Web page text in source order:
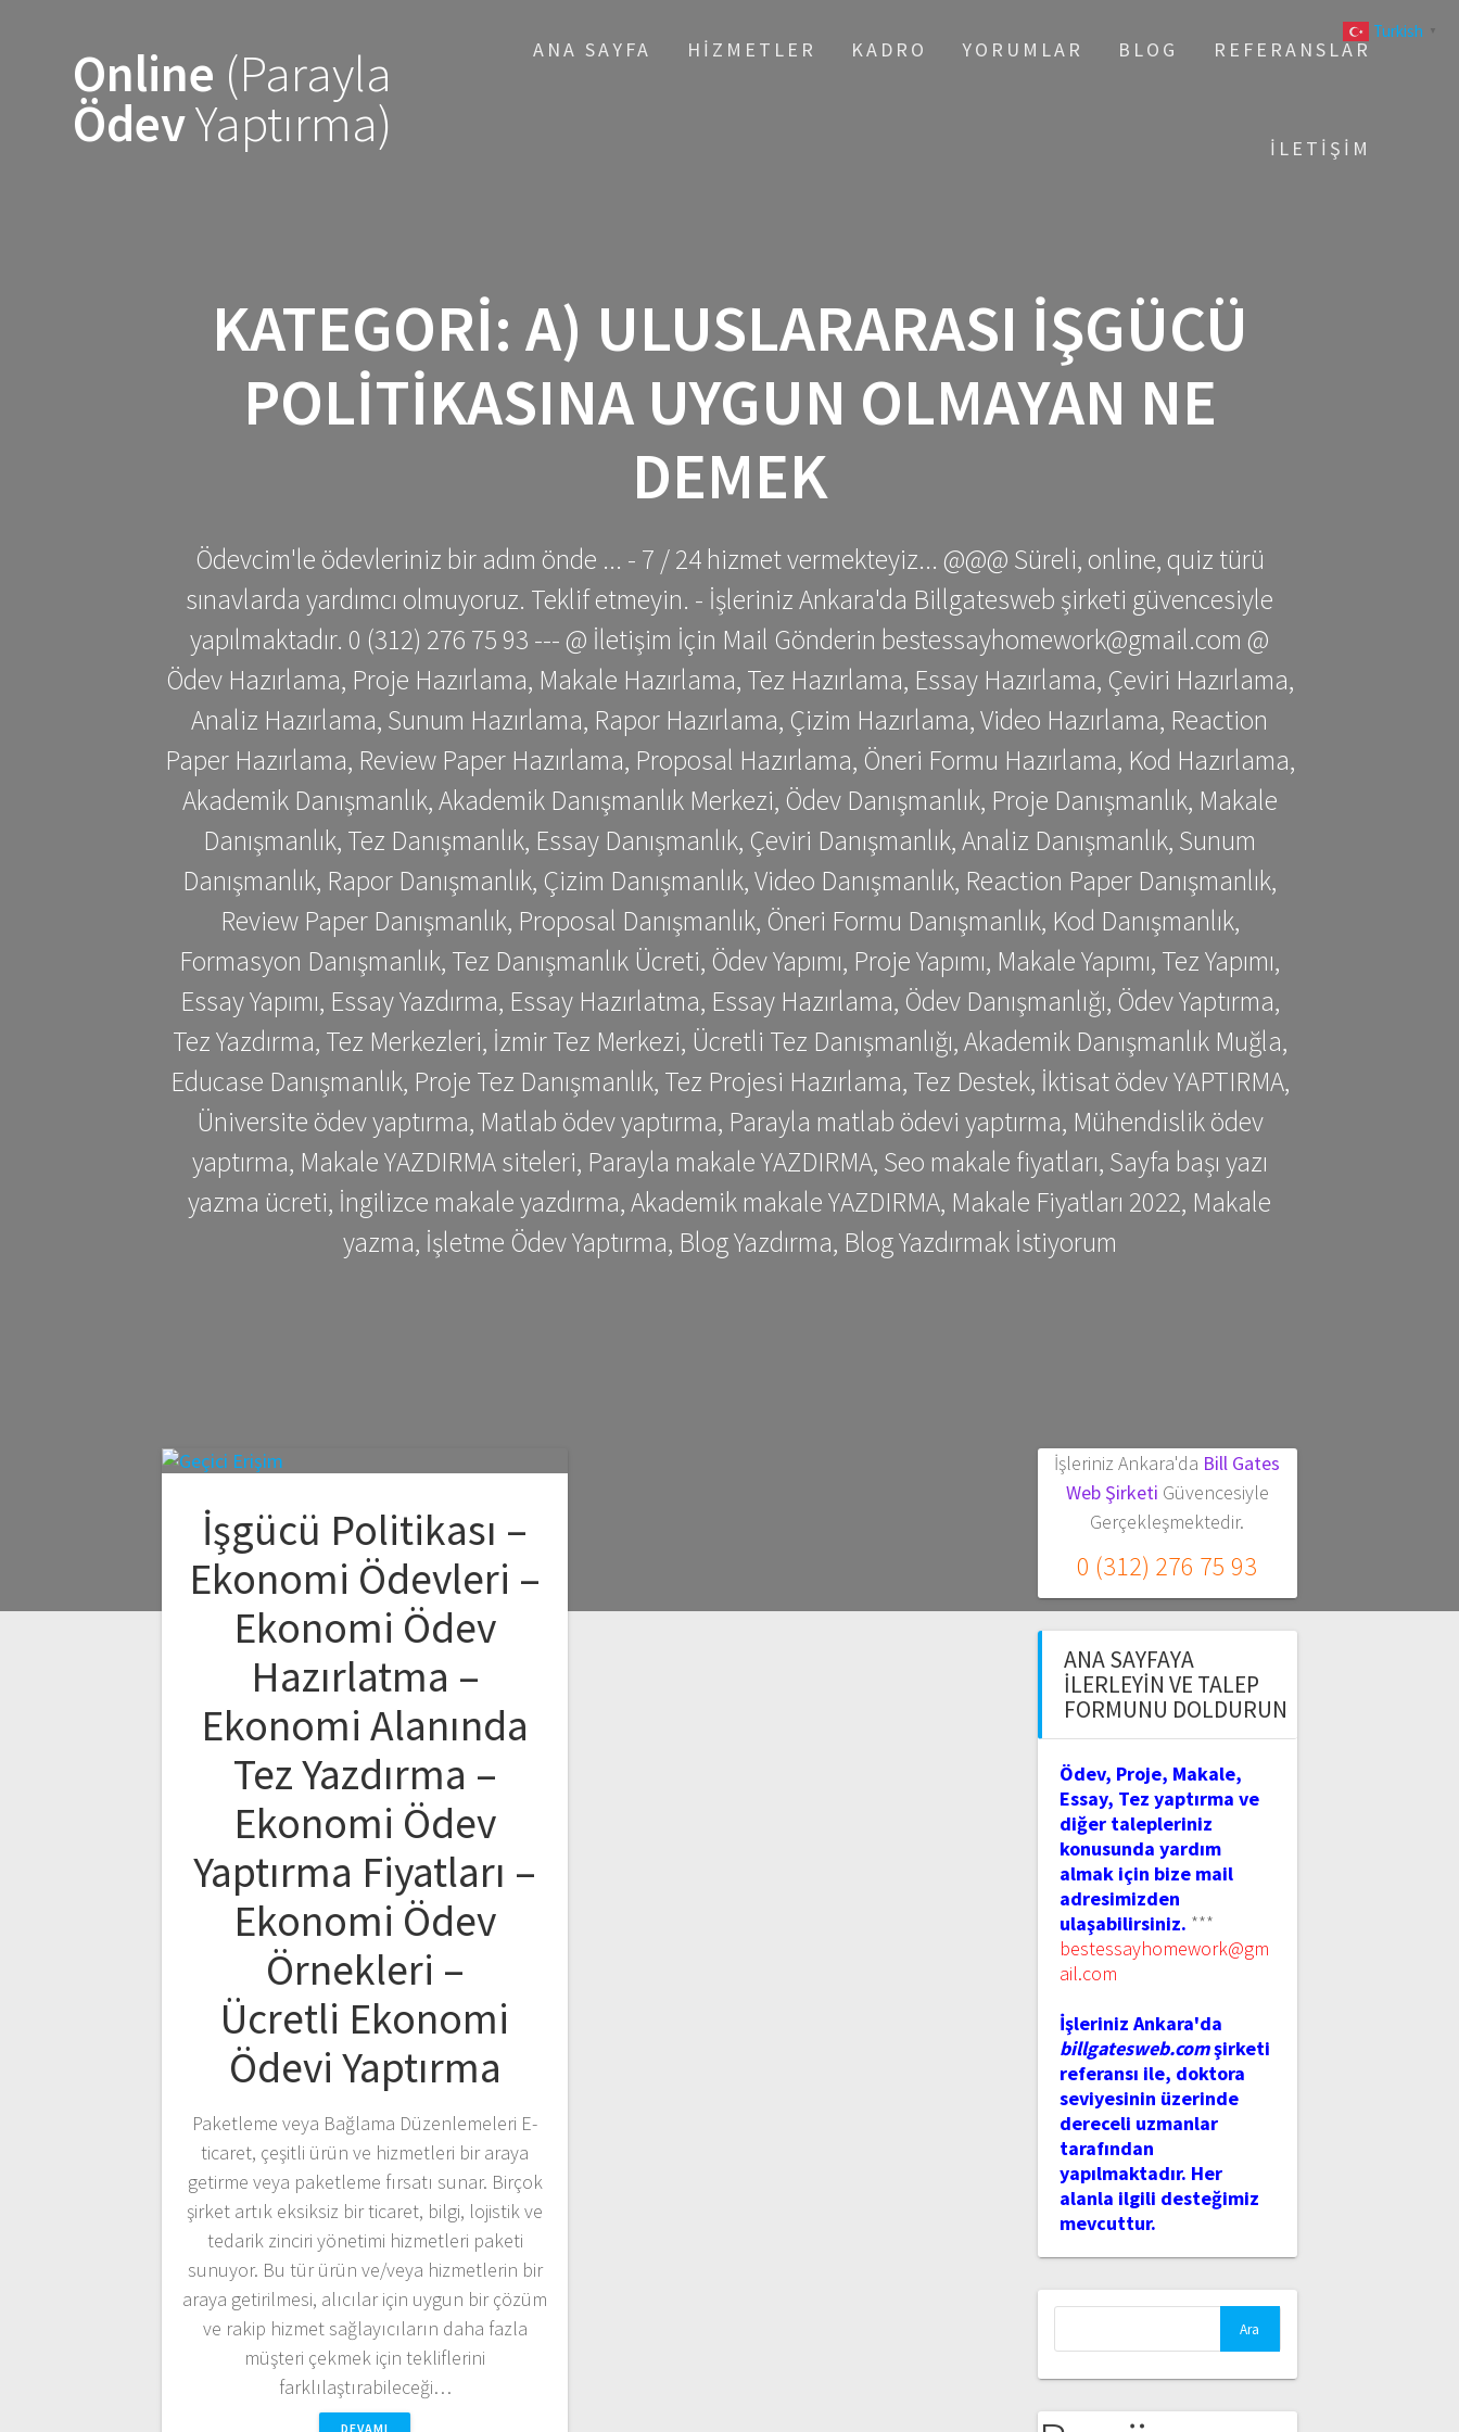
Online (Parayla
ÖdevYaptırma)
ANA SAYFA HIZMETLER KADRO YORUMLAR BLOG REFERANSLAR
İLETIŞIM
KATEGORI: A) ULUSLARARASI IŞGÜCÜ
POLITIKASINA UYGUN OLMAYAN NE
DEMEK
Ödevcim'le ödevleriniz bir adım önde ... - 7 / 24 hizmet vermekteyiz... @@@ Süreli, online, quiz türü
sınavlarda yardımcı olmuyoruz. Teklif etmeyin. - İşleriniz Ankara'da Billgatesweb şirketi güvencesiyle
yapılmaktadır. 0 (312) 276 75 93 --- @ İletişim İçin Mail Gönderin bestessayhomework@gmail.com @
Ödev Hazırlama, Proje Hazırlama, Makale Hazırlama, Tez Hazırlama, Essay Hazırlama, Çeviri Hazırlama,
Analiz Hazırlama, Sunum Hazırlama, Rapor Hazırlama, Çizim Hazırlama, Video Hazırlama, Reaction
Paper Hazırlama, Review Paper Hazırlama, Proposal Hazırlama, Öneri Formu Hazırlama, Kod Hazırlama,
Akademik Danışmanlık, Akademik Danışmanlık Merkezi, Ödev Danışmanlık, Proje Danışmanlık, Makale
Danışmanlık, Tez Danışmanlık, Essay Danışmanlık, Çeviri Danışmanlık, Analiz Danışmanlık, Sunum
Danışmanlık, Rapor Danışmanlık, Çizim Danışmanlık, Video Danışmanlık, Reaction Paper Danışmanlık,
Review Paper Danışmanlık, Proposal Danışmanlık, Öneri Formu Danışmanlık, Kod Danışmanlık,
Formasyon Danışmanlık, Tez Danışmanlık Ücreti, Ödev Yapımı, Proje Yapımı, Makale Yapımı, Tez Yapımı,
Essay Yapımı, Essay Yazdırma, Essay Hazırlatma, Essay Hazırlama, Ödev Danışmanlığı, Ödev Yaptırma,
Tez Yazdırma, Tez Merkezleri, İzmir Tez Merkezi, Ücretli Tez Danışmanlığı, Akademik Danışmanlık Muğla,
Educase Danışmanlık, Proje Tez Danışmanlık, Tez Projesi Hazırlama, Tez Destek, İktisat ödev YAPTIRMA,
Üniversite ödev yaptırma, Matlab ödev yaptırma, Parayla matlab ödevi yaptırma, Mühendislik ödev
yaptırma, Makale YAZDIRMA siteleri, Parayla makale YAZDIRMA, Seo makale fiyatları, Sayfa başı yazı
yazma ücreti, İngilizce makale yazdırma, Akademik makale YAZDIRMA, Makale Fiyatları 2022, Makale
yazma, İşletme Ödev Yaptırma, Blog Yazdırma, Blog Yazdırmak İstiyorum
İşgücü Politikası –
Ekonomi Ödevleri –
Ekonomi Ödev
Hazırlatma –
Ekonomi Alanında
Tez Yazdırma –
Ekonomi Ödev
Yaptırma Fiyatları –
Ekonomi Ödev
Örnekleri –
Ücretli Ekonomi
Ödevi Yaptırma
Paketleme veya Bağlama Düzenlemeleri E-
ticaret, çeşitli ürün ve hizmetleri bir araya
getirme veya paketleme fırsatı sunar. Birçok
şirket artık eksiksiz bir ticaret, bilgi, lojistik ve
tedarik zinciri yönetimi hizmetleri paketi
sunuyor. Bu tür ürün ve/veya hizmetlerin bir
araya getirilmesi, alıcılar için uygun bir çözüm
ve rakip hizmet sağlayıcıların daha fazla
müşteri çekmek için tekliflerini
farklılaştırabileceği…
DEVAMI
İşleriniz Ankara'da Bill Gates
Web Şirketi Güvencesiyle
Gerçekleşmektedir.
0 (312) 276 75 93
ANA SAYFAYA
İLERLEYIN VE TALEP
FORMUNU DOLDURUN
Ödev, Proje, Makale,
Essay, Tez yaptırma ve
diğer talepleriniz
konusunda yardım
almak için bize mail
adresimizden
ulaşabilirsiniz. ***
bestessayhomework@gm
ail.com
İşleriniz Ankara'da
billgatesweb.comşirketi
referansı ile, doktora
seviyesinin üzerinde
dereceli uzmanlar
tarafından
yapılmaktadır. Her
alanla ilgili desteğimiz
mevcuttur.
Turkish ▼